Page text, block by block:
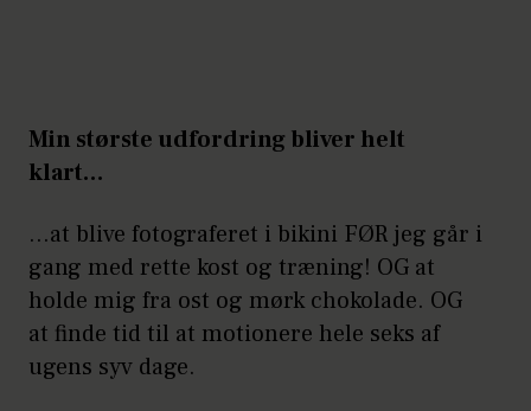
Min største udfordring bliver helt
klart…
…at blive fotograferet i bikini FØR jeg går i
gang med rette kost og træning! OG at
holde mig fra ost og mørk chokolade. OG
at finde tid til at motionere hele seks af
ugens syv dage.